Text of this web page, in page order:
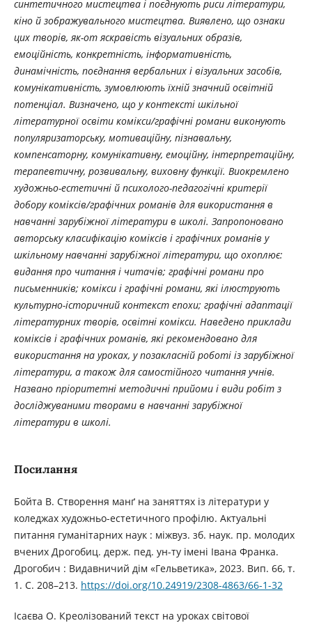
синтетичного мистецтва і поєднують риси літератури,
кіно й зображувального мистецтва. Виявлено, що ознаки
цих творів, як-от яскравість візуальних образів,
емоційність, конкретність, інформативність,
динамічність, поєднання вербальних і візуальних засобів,
комунікативність, зумовлюють їхній значний освітній
потенціал. Визначено, що у контексті шкільної
літературної освіти комікси/графічні романи виконують
популяризаторську, мотиваційну, пізнавальну,
компенсаторну, комунікативну, емоційну, інтерпретаційну,
терапевтичну, розвивальну, виховну функції. Виокремлено
художньо-естетичні й психолого-педагогічні критерії
добору коміксів/графічних романів для використання в
навчанні зарубіжної літератури в школі. Запропоновано
авторську класифікацію коміксів і графічних романів у
шкільному навчанні зарубіжної літератури, що охоплює:
видання про читання і читачів; графічні романи про
письменників; комікси і графічні романи, які ілюструють
культурно-історичний контекст епохи; графічні адаптації
літературних творів, освітні комікси. Наведено приклади
коміксів і графічних романів, які рекомендовано для
використання на уроках, у позакласній роботі із зарубіжної
літератури, а також для самостійного читання учнів.
Названо пріоритетні методичні прийоми і види робіт з
досліджуваними творами в навчанні зарубіжної
літератури в школі.
Посилання
Бойта В. Створення манґ на заняттях із літератури у
коледжах художньо-естетичного профілю. Актуальні
питання гуманітарних наук : міжвуз. зб. наук. пр. молодих
вчених Дрогобиц. держ. пед. ун-ту імені Івана Франка.
Дрогобич : Видавничий дім «Гельветика», 2023. Вип. 66, т.
1. С. 208–213. https://doi.org/10.24919/2308-4863/66-1-32
Ісаєва О. Креолізований текст на уроках світової